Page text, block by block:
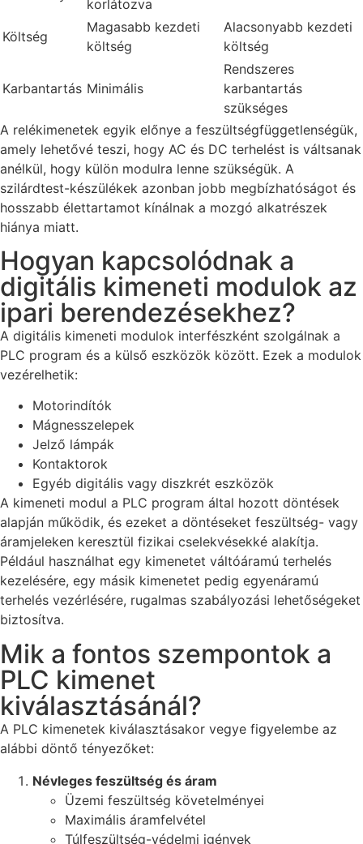
korlátozva
Költség
Magasabb kezdeti
költség
Alacsonyabb kezdeti
költség
Karbantartás Minimális
Rendszeres
karbantartás
szükséges
A relékimenetek egyik előnye a feszültségfüggetlenségük,
amely lehetővé teszi, hogy AC és DC terhelést is váltsanak
anélkül, hogy külön modulra lenne szükségük. A
szilárdtest-készülékek azonban jobb megbízhatóságot és
hosszabb élettartamot kínálnak a mozgó alkatrészek
hiánya miatt.
Hogyan kapcsolódnak a
digitális kimeneti modulok az
ipari berendezésekhez?
A digitális kimeneti modulok interfészként szolgálnak a
PLC program és a külső eszközök között. Ezek a modulok
vezérelhetik:
Motorindítók
Mágnesszelepek
Jelző lámpák
Kontaktorok
Egyéb digitális vagy diszkrét eszközök
A kimeneti modul a PLC program által hozott döntések
alapján működik, és ezeket a döntéseket feszültség- vagy
áramjeleken keresztül fizikai cselekvésekké alakítja.
Például használhat egy kimenetet váltóáramú terhelés
kezelésére, egy másik kimenetet pedig egyenáramú
terhelés vezérlésére, rugalmas szabályozási lehetőségeket
biztosítva.
Mik a fontos szempontok a
PLC kimenet
kiválasztásánál?
A PLC kimenetek kiválasztásakor vegye figyelembe az
alábbi döntő tényezőket:
Névleges feszültség és áram
Üzemi feszültség követelményei
Maximális áramfelvétel
Túlfeszültség-védelmi igények